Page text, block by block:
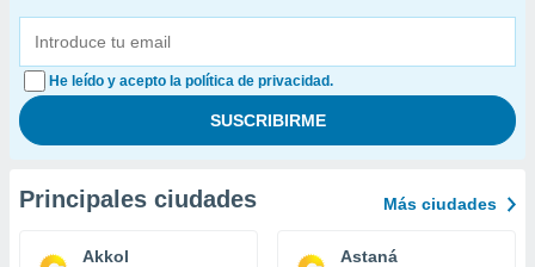
He leído y acepto la política de privacidad.
Principales ciudades Más ciudades
Akkol Astaná